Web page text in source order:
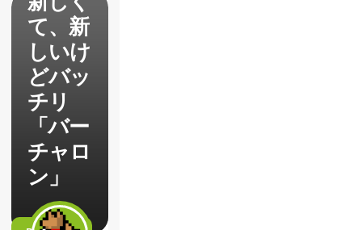
て、新
しいけ
どバッ
チリ
「バー
チャロ
ン」